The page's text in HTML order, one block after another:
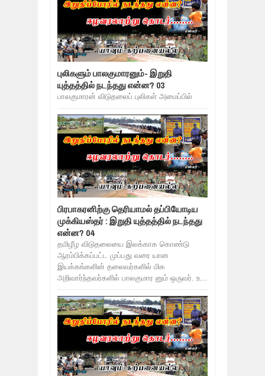
புலிகளும் பாலகுமாரனும்- இறுதி
யுத்தத்தில் நடந்தது என்ன? 03
பாலகுமாரன் விடுதலைப் புலிகள் அமைப்பில்
பிரபாகரனிற்கு தெரியாமல் தப்பியோடிய
முக்கியஸ்தர் : இறுதி யுத்தத்தில் நடந்தது
என்ன? 04
தமிழீழ விடுதலையை இலக்காக கொண்டு
ஆரம்பிக்கப்பட்ட முப்பது வரை யான
இயக்கங்களின் தலைவர்களில் மிக
அறிவார்ந்தவர்களில் பாலகுமார னும் ஒருவர். உ...